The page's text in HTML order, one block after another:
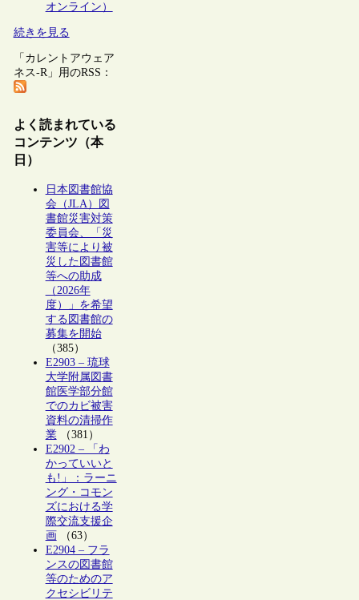
オンライン）
続きを見る
「カレントアウェア
ネス-R」用のRSS：
よく読まれている
コンテンツ（本
日）
日本図書館協
会（JLA）図
書館災害対策
委員会、「災
害等により被
災した図書館
等への助成
（2026年
度）」を希望
する図書館の
募集を開始
（385）
E2903 – 琉球
大学附属図書
館医学部分館
でのカビ被害
資料の清掃作
業（381）
E2902 – 「わ
かっていいと
も!」：ラーニ
ング・コモン
ズにおける学
際交流支援企
画（63）
E2904 – フラ
ンスの図書館
等のためのア
クセシビリテ